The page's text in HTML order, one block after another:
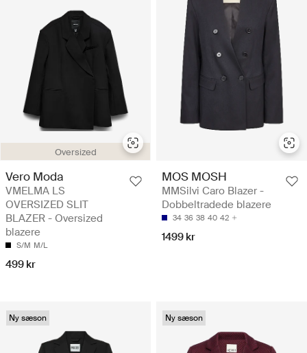
Oversized
Vero Moda
VMELMA LS
OVERSIZED SLIT
BLAZER - Oversized
blazere
S/M M/L
499 kr
MOS MOSH
MMSilvi Caro Blazer -
Dobbeltradede blazere
34 36 38 40 42
1499 kr
Ny sæson Ny sæson